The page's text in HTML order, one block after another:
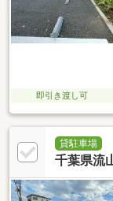
即引き渡し可
貸駐車場
千葉県流